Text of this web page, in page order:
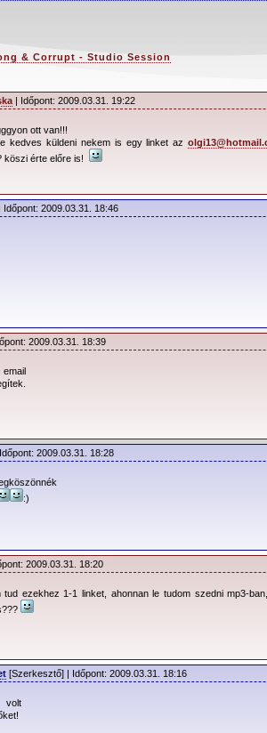
& Corrupt - Studio Session
| Időpont: 2009.03.31. 19:22
ott van!!!
kedves küldeni nekem is egy linket az
köszi érte előre is!
| Időpont: 2009.03.31. 18:46
2009.03.31. 18:39
2009.03.31. 18:28
:)
2009.03.31. 18:20
tud ezekhez 1-1 linket, ahonnan le tudom szedni mp3-
[Szerkesztő] | Időpont: 2009.03.31. 18:16
volt